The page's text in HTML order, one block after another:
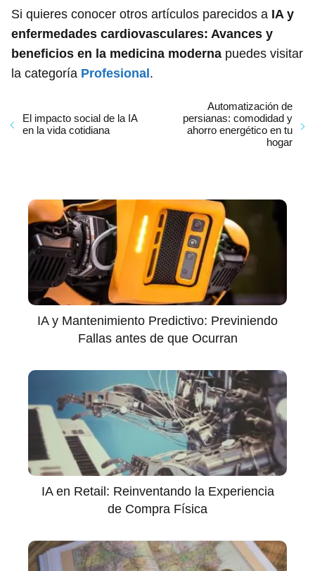
Si quieres conocer otros artículos parecidos a IA y
enfermedades cardiovasculares: Avances y
beneficios en la medicina moderna puedes visitar
la categoría Profesional.
El impacto social de la IA
en la vida cotidiana
Automatización de
persianas: comodidad y
ahorro energético en tu
hogar
IA y Mantenimiento Predictivo: Previniendo
Fallas antes de que Ocurran
IA en Retail: Reinventando la Experiencia
de Compra Física